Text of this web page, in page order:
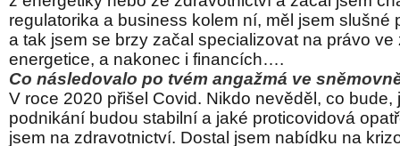
regulatorika a business kolem ní, měl jsem slušné
a tak jsem se brzy začal specializovat na právo ve
energetice, a nakonec i financích….
Co následovalo po tvém angažmá ve
V roce 2020 přišel Covid. Nikdo nevěděl, co bude,
podnikání budou stabilní a jaké proticovidová
jsem na zdravotnictví. Dostal jsem nabídku na